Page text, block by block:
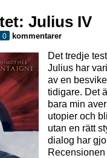
Julius IV
0 kommentarer
Det tredje
Julius har
av en
tidigare. Det
bara min
utopier och
utan en rätt
dialog har